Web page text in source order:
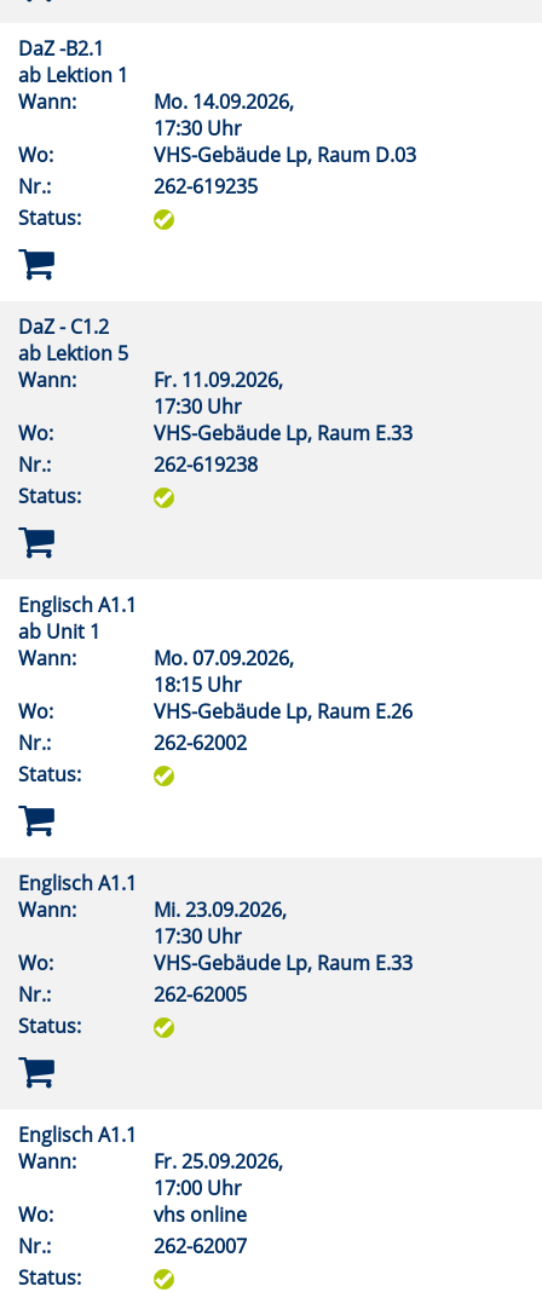
DaZ -B2.1
ab Lektion 1
Wann:
Mo. 14.09.2026,
17:30 Uhr
Wo:
VHS-Gebäude Lp, Raum D.03
Nr.:
262-619235
Status:
DaZ - C1.2
ab Lektion 5
Wann:
Fr. 11.09.2026,
17:30 Uhr
Wo:
VHS-Gebäude Lp, Raum E.33
Nr.:
262-619238
Status:
Englisch A1.1
ab Unit 1
Wann:
Mo.07.09.2026,
18:15 Uhr
Wo:
VHS-Gebäude Lp, Raum E.26
Nr.:
262-62002
Status:
Englisch A1.1
Wann:
Mi.23.09.2026,
17:30 Uhr
Wo:
VHS-Gebäude Lp, Raum E.33
Nr.:
262-62005
Status:
Englisch A1.1
Wann:
Fr.25.09.2026,
17:00 Uhr
Wo:
vhs online
Nr.:
262-62007
Status: